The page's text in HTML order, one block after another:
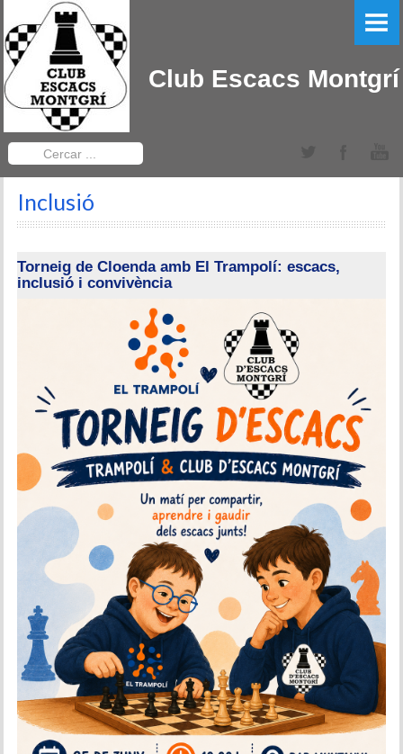
Club Escacs Montgrí
PORTADA
EL CLUB
LLIGA CATALANA
Equips Sub-12
TORNEIGS DEL CLUB
Obert Baix Ter IRT Sub 2200
Historial Obert Baix Ter
Historial del torneig Montgrí
Torneig de Nadal
Historial del torneig de Nadal
Torneig Social
Historial del torneig social
Torneig Llampec
Historial del torneig llampec
Escacs Actius
INFORMACIÓ
...
Inclusió
Torneig de Cloenda amb El Trampolí: escacs,
inclusió i convivència